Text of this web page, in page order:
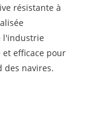
résistante à
l'industrie
efficace pour
des navires.